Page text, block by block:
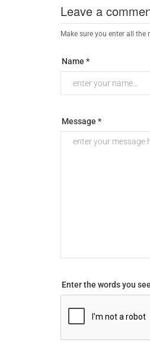
Leave a
Make sure you enter all
Name *
Message *
Enter the words you